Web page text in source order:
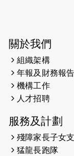
2026-05-28
2026-05-22
2026-05-21
2026-05-14
關於我們
組織架構
年報及財務報告
機構工作
人才招聘
服務及計劃
殘障家長子女
猛龍長跑隊